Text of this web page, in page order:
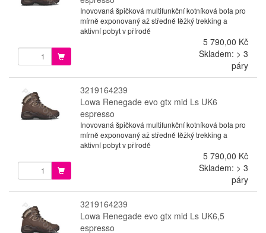
Inovovaná špičková multifunkční kotníková bota pro
mírně exponovaný až středně těžký trekking a
aktivní pobyt v přírodě
5 790,00 Kč
Skladem: > 3
páry
3219164239
Lowa Renegade evo gtx mid Ls UK6
espresso
Inovovaná špičková multifunkční kotníková bota pro
mírně exponovaný až středně těžký trekking a
aktivní pobyt v přírodě
5 790,00 Kč
Skladem: > 3
páry
3219164239
Lowa Renegade evo gtx mid Ls UK6,5
espresso